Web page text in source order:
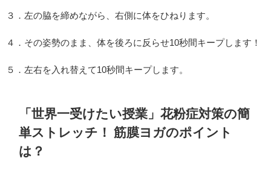
３．左の脇を締めながら、右側に体をひねります。
４．その姿勢のまま、体を後ろに反らせ10秒間キープします！
５．左右を入れ替えて10秒間キープします。
「世界一受けたい授業」花粉症対策の簡
単ストレッチ！ 筋膜ヨガのポイント
は？